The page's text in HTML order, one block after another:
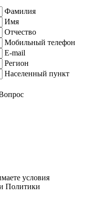
Фамилия
Имя
Отчество
Мобильный телефон
E-mail
Регион
Населенный пункт
условия
Политики